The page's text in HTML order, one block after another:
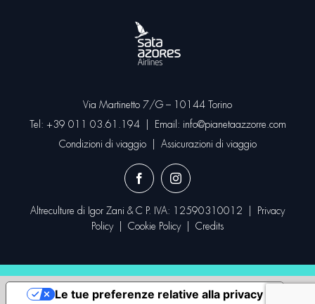
Via Martinetto 7/G – 10144 Torino
Tel: +39 011 03.61.194| Email: info@pianetaazzorre.com
Condizioni di viaggio| Assicurazioni di viaggio
Altreculture di Igor Zani & C P. IVA: 12590310012 |
Privacy
Policy| Cookie Policy| Credits
Le tue preferenze relative alla privacy